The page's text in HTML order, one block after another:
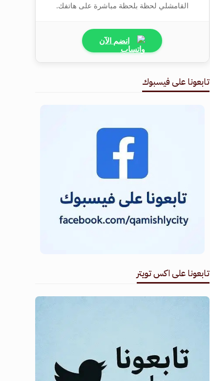
القامشلي لحظة بلحظة مباشرة على هاتفك.
انضم الآن
تابعونا على فيسبوك
تابعونا على اكس تويتر